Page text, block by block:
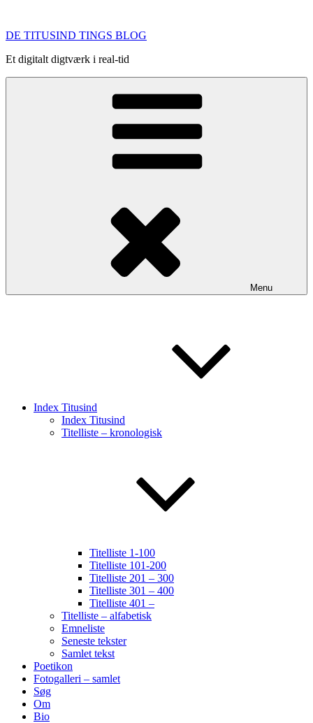
indhold
DE TITUSIND TINGS BLOG
Et digitalt digtværk i real-tid
Menu
Index Titusind
Index Titusind
Titelliste – kronologisk
Titelliste 1-100
Titelliste 101-200
Titelliste 201 – 300
Titelliste 301 – 400
Titelliste 401 –
Titelliste – alfabetisk
Emneliste
Seneste tekster
Samlet tekst
Poetikon
Fotogalleri – samlet
Søg
Om
Bio